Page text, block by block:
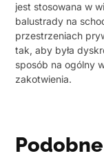
jest stosowana w
balustrady na
przestrzeniach
tak, aby była
sposób na ogólny
zakotwienia.